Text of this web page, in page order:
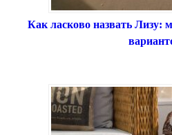
Как ласково назвать Лизу: